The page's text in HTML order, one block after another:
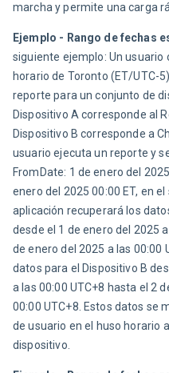
marcha y permite una carga
Ejemplo - Rango de fechas
siguiente ejemplo: Un usuario
horario de Toronto (ET/UTC-
reporte para un conjunto de
Dispositivo A corresponde al
Dispositivo B corresponde a
usuario ejecuta un reporte y
FromDate: 1 de enero del
enero del 2025 00:00 ET, en
aplicación recuperará los
desde el 1 de enero del 2025
de enero del 2025 a las 00:00
datos para el Dispositivo B
a las 00:00 UTC+8 hasta el 2
00:00 UTC+8. Estos datos se
de usuario en el huso horario
dispositivo.